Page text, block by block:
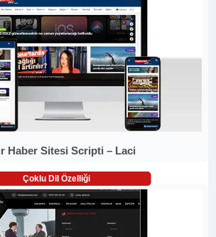
Haber Sitesi Scripti – Laci
Çoklu Dil Özelliği